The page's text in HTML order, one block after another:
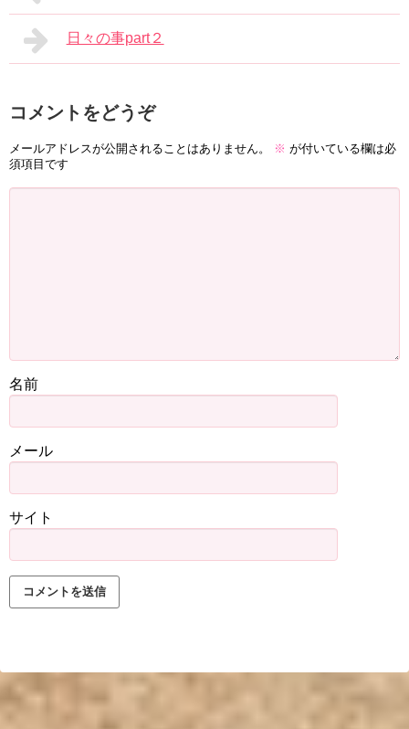
日々の事part２
コメントをどうぞ
メールアドレスが公開されることはありません。 ※ が付いている欄は必
須項目です
名前
メール
サイト